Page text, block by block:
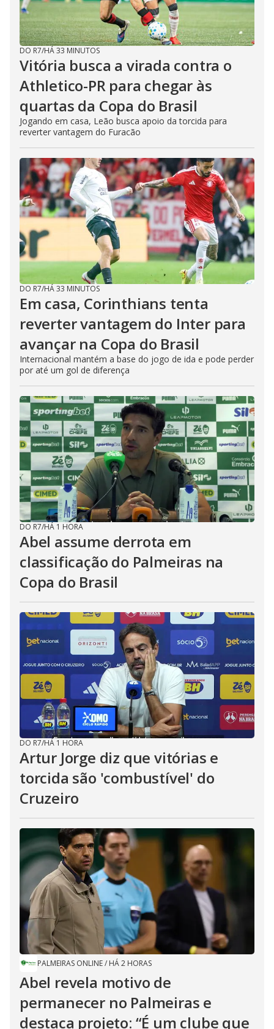
DO R7/HÁ 33 MINUTOS
Vitória busca a virada contra o
Athletico-PR para chegar às
quartas da Copa do Brasil
Jogando em casa, Leão busca apoio da torcida para
reverter vantagem do Furacão
DO R7/HÁ 33 MINUTOS
Em casa, Corinthians tenta
reverter vantagem do Inter para
avançar na Copa do Brasil
Internacional mantém a base do jogo de ida e pode perder
por até um gol de diferença
DO R7/HÁ 1 HORA
Abel assume derrota em
classificação do Palmeiras na
Copa do Brasil
DO R7/HÁ 1 HORA
Artur Jorge diz que vitórias e
torcida são 'combustível' do
Cruzeiro
PALMEIRAS ONLINE/ HÁ 2 HORAS
Abel revela motivo de
permanecer no Palmeiras e
destaca projeto: “É um clube que